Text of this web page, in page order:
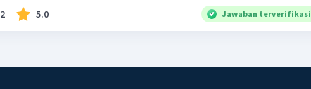
2 5.0 Jawaban terverifikasi